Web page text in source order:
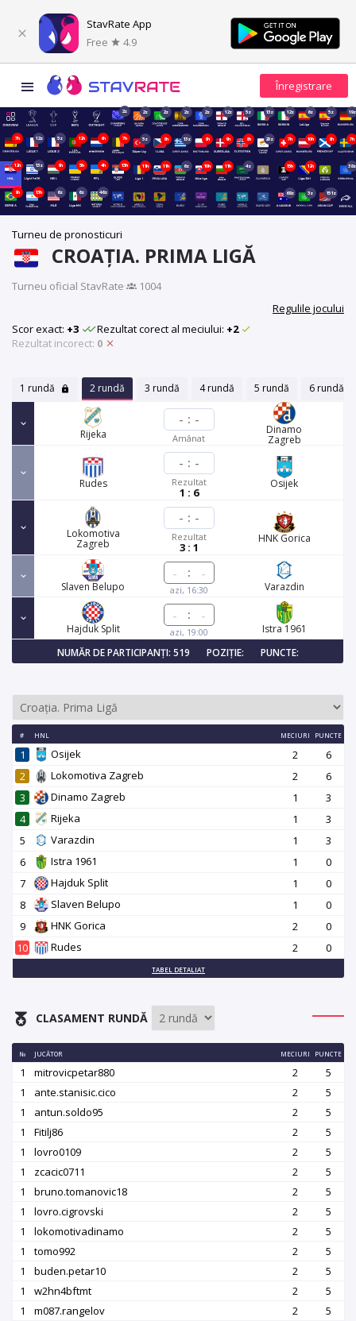
StavRate App
Free
4.9
2z 2z 2z 2z 2z 12z 5z 13z 12z 6z 5z 19z
7h 12z 5z 12h 6h 7h 5z 8h 13z 8h 9h 8h 20z 7h 10h 8h 7h
12h 13z 9h 5h 4h 13h 11h 11h 6z 10h 11h 4z 15h 12h 38z
9h 13h 6z 6z 46z 68z 3z 151z
Turneu de pronosticuri
CROAȚIA. PRIMA LIGĂ
Turneu oficial StavRate·
1004
Regulile jocului
Scor exact: +3 Rezultat corect al meciului: +2
Rezultat incorect: 0
1 rundă 2 rundă 3 rundă 4 rundă 5 rundă 6 rundă
Rijeka
- : -
Amânat
Dinamo
Zagreb
Rudes
- : -
Rezultat
1 : 6
Osijek
Lokomotiva
Zagreb
- : -
Rezultat
3 : 1
HNK Gorica
Slaven Belupo
:
azi, 16:30 Varazdin
Hajduk Split
:
azi, 19:00
Istra 1961
NUMĂR DE PARTICIPANȚI: 519
POZIȚIE: PUNCTE:
# HNL MECIURI PUNCTE
1 Osijek 2
6
2
Lokomotiva Zagreb 2
6
3
Dinamo Zagreb 1
3
4
Rijeka 1
3
5
Varazdin 1
3
6
Istra 1961 1
0
7
Hajduk Split 1
0
8
Slaven Belupo 1
0
9
HNK Gorica 2
0
10
Rudes 2 0
TABEL DETALIAT
CLASAMENT RUNDĂ
№ JUCĂTOR MECIURI PUNCTE
1 mitrovicpetar880 2
5
1
ante.stanisic.cico 2
5
1
antun.soldo95 2
5
1
Fitilj86 2
5
1
lovro0109 2
5
1
zcacic0711 2
5
1
bruno.tomanovic18 2
5
1
lovro.cigrovski 2
5
1
lokomotivadinamo 2
5
1
tomo992 2
5
1
buden.petar10 2
5
1
w2hn4bftmt 2
5
1
m087.rangelov 2
5